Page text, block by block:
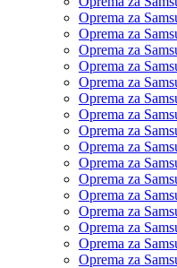
Oprema za
Oprema za
Oprema za
Oprema za
Oprema za
Oprema za
Oprema za
Oprema za
Oprema za
Oprema za
Oprema za
Oprema za
Oprema za
Oprema za
Oprema za
Oprema za